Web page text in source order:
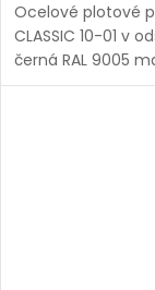
Ocelové plotové
CLASSIC 10-01 v
černá RAL 9005
Bezúdržbová ocel